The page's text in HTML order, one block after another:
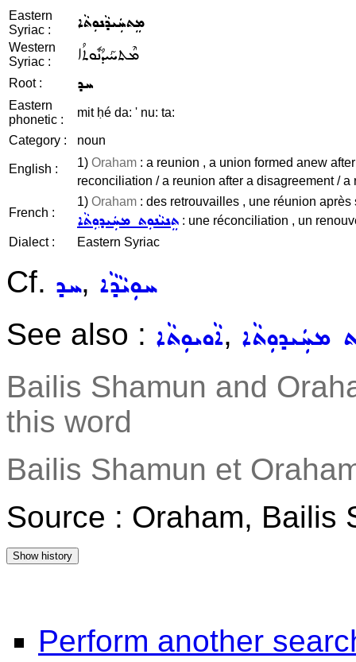
Eastern
Syriac :
ܡܸܬܚܲܝܕܵܢܘܼܬܵܐ
Western
Syriac :
ܡܶܬܚܰܝܕܳܢܽܘܬܳܐ
Root : ܚܕ
Eastern
phonetic :
mit ḥé da: ' nu: ta:
Category : noun
English : 1) Oraham : a reunion , a union formed anew
reconciliation / a reunion after a disagreement /
French :
1) Oraham : des retrouvailles , une réunion
ܬܸܢܝܵܢܘܼܬ ܡܚܲܝܕܘܼܬܵܐ : une réconciliation , un
Dialect :
Eastern Syriac
Cf. ܚܕ, ܚܘܼܝܵܕܵܐ
See also : ܐܵܘܝܘܼܬܵܐ, ܡܚܲܝܕܘܼܬܵܐ
Bailis Shamun and
this word
Bailis Shamun et
Source : Oraham, Bailis
Perform another